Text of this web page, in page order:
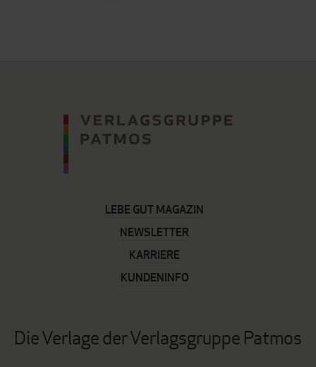
LEBE GUT MAGAZIN
NEWSLETTER
KARRIERE
KUNDENINFO
Die Verlage der Verlagsgruppe Patmos